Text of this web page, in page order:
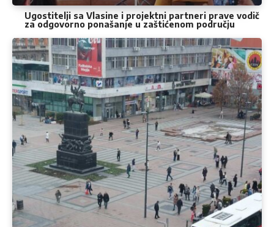
Ugostitelji sa Vlasine i projektni partneri prave vodič
za odgovorno ponašanje u zaštićenom području